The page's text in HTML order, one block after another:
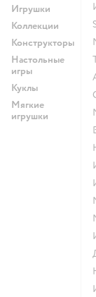
Игрушки
Коллекции
Конструкторы
Настольные
игры
Куклы
Мягкие
игрушки